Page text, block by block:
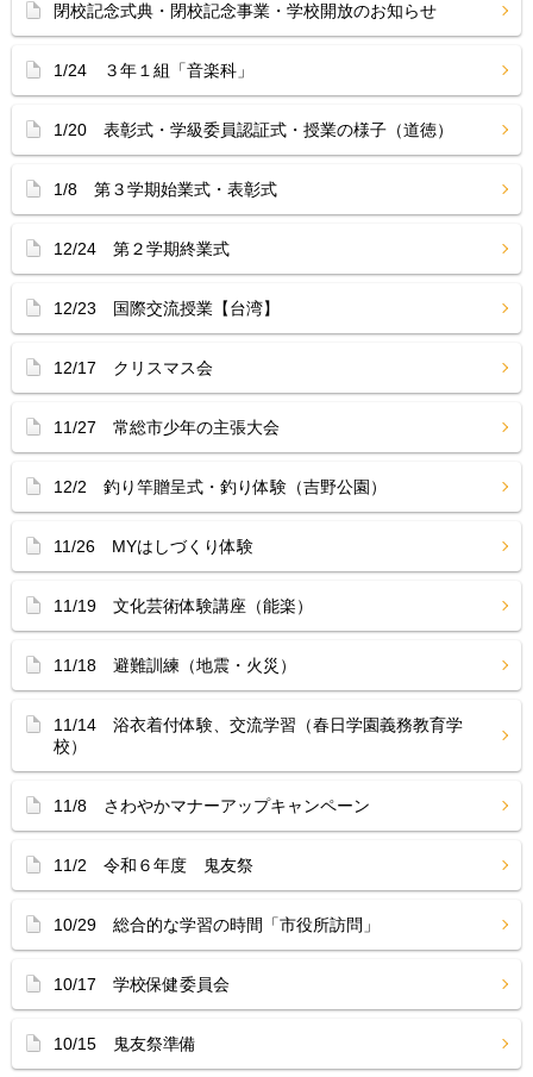
閉校記念式典・閉校記念事業・学校開放のお知らせ
1/24 ３年１組「音楽科」
1/20 表彰式・学級委員認証式・授業の様子（道徳）
1/8 第３学期始業式・表彰式
12/24 第２学期終業式
12/23 国際交流授業【台湾】
12/17 クリスマス会
11/27 常総市少年の主張大会
12/2 釣り竿贈呈式・釣り体験（吉野公園）
11/26 MYはしづくり体験
11/19 文化芸術体験講座（能楽）
11/18 避難訓練（地震・火災）
11/14 浴衣着付体験、交流学習（春日学園義務教育学
校）
11/8 さわやかマナーアップキャンペーン
11/2 令和６年度 鬼友祭
10/29 総合的な学習の時間「市役所訪問」
10/17 学校保健委員会
10/15 鬼友祭準備